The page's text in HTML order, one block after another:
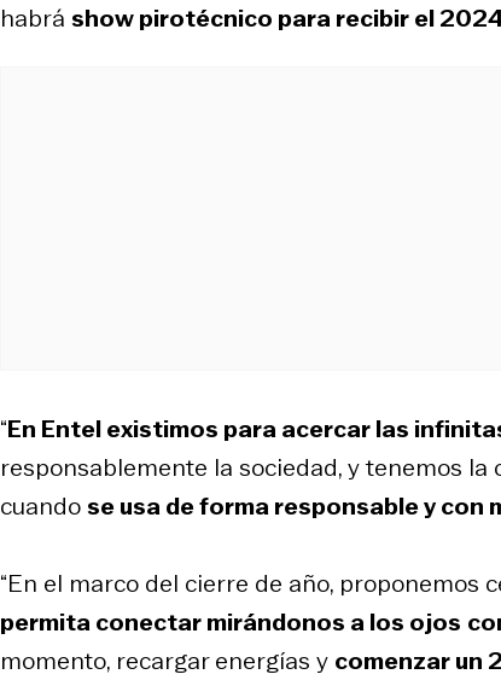
habrá show pirotécnico para recibir el
“En Entel existimos para acercar las
responsablemente la sociedad, y tenemos
cuandose usa de forma responsable y con
“En el marco del cierre de año,
permita conectar mirándonos a los ojos
momento, recargar energías y comenzar un